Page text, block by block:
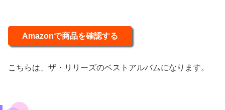
Amazonで商品を確認する
こちらは、ザ・リリーズのベストアルバムになります。